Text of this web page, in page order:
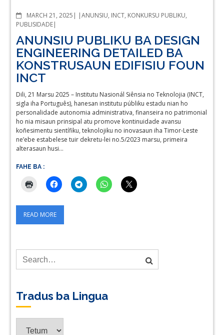
MARCH 21, 2025 COMMENTS
ANUNSIU, INCT, KONKURSU PUBLIKU,
PUBLISIDADE
ANUNSIU PUBLIKU BA DESIGN
ENGINEERING DETAILED BA
KONSTRUSAUN EDIFISIU FOUN
INCT
Dili, 21 Marsu 2025 – Institutu Nasionál Siênsia no Teknolojia (INCT,
sigla iha Português), hanesan institutu públiku estadu nian ho
personalidade autonomia administrativa, finanseira no patrimonial
ho nia misaun prinsipal atu promove kontinuidade avansu
koñesimentu sientífiku, teknolojiku no inovasaun iha Timor-Leste
ne’ebe estabelese tuir dekretu-lei no.5/2023 marsu, primeira
alterasaun husi…
FAHE BA :
READ MORE
Tradus ba Lingua